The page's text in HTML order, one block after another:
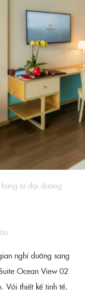
từ đại dương
nghỉ dưỡng sang
Ocean View 02
Với thiết kế tinh tế,